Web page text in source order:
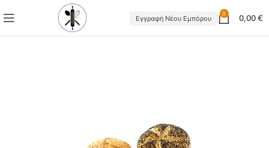
Εγγραφή Νέου Εμπόρου
0 0,00€